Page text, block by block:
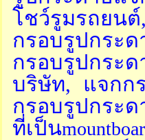
โชว์รูมรถยน
กรอบรูปกร
กรอบรูปกระ
บริษัท, แจกก
กรอบรูปกระ
ที่เป็น